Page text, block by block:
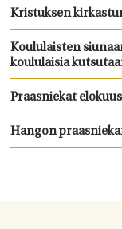
Kristuksen
Koululaisten
koululaisia
Praasniekat
Hangon